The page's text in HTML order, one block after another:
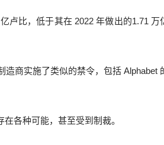
卢比，低于其在 2022 年做出的1.71 万
商实施了类似的禁令，包括 Alphabet
各种可能，甚至受到制裁。